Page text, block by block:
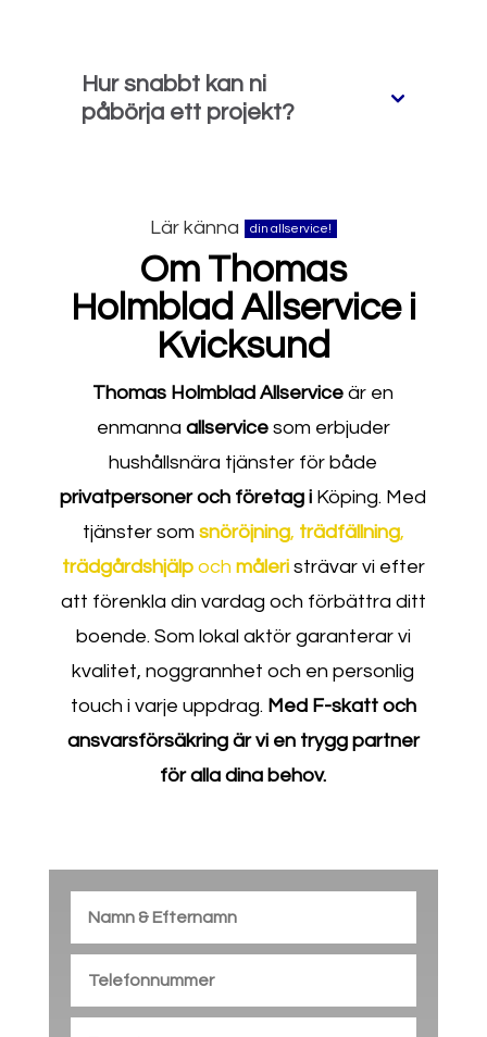
Hur snabbt kan ni
påbörja ett projekt?
Lär känna din allservice!
Om Thomas
Holmblad Allservice i
Kvicksund
Thomas Holmblad Allservice är en
enmanna allservicesom erbjuder
hushållsnära tjänster för både
privatpersoner och företag i Köping. Med
tjänster som snöröjning, trädfällning,
trädgårdshjälpoch måleristrävar vi efter
att förenkla din vardag och förbättra ditt
boende. Som lokal aktör garanterar vi
kvalitet, noggrannhet och en personlig
touch i varje uppdrag. Med F-skatt och
ansvarsförsäkring är vi en trygg partner
för alla dina behov.